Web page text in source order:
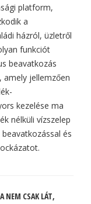
platform,
a
házról, üzletről
funkciót
beavatkozás
amely jellemzően
kezelése ma
nélküli vízszelep
és
NEM CSAK LÁT,